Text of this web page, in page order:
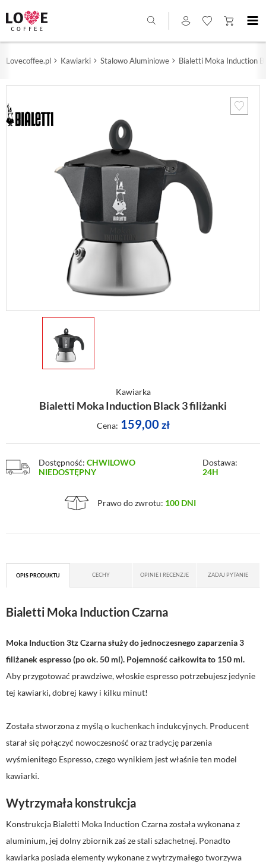
Lovecoffee.pl Kawiarki Stalowo Aluminiowe Bialetti Moka Induction
Kawiarka
Bialetti Moka Induction Black 3 filiżanki
Cena: 159,00 zł
Dostępność: CHWILOWO
NIEDOSTĘPNY
Dostawa:
24H
Prawo do zwrotu: 100 DNI
OPIS PRODUKTU CECHY OPINIE I RECENZJE ZADAJ PYTANIE
Bialetti Moka Induction Czarna
Moka Induction 3tz Czarna służy do jednoczesnego zaparzenia 3
filiżanek espresso (po ok. 50 ml). Pojemność całkowita to 150 ml.
Aby przygotować prawdziwe, włoskie espresso potrzebujesz jedynie
tej kawiarki, dobrej kawy i kilku minut!
Została stworzona z myślą o kuchenkach indukcyjnych. Producent
starał się połączyć nowoczesność oraz tradycję parzenia
wyśmienitego Espresso, czego wynikiem jest właśnie ten model
kawiarki.
Wytrzymała konstrukcja
Konstrukcja Bialetti Moka Induction Czarna została wykonana z
aluminium, jej dolny zbiornik zaś ze stali szlachetnej. Ponadto
kawiarka posiada elementy wykonane z wytrzymałego tworzywa